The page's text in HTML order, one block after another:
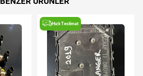
Hızlı Teslimat